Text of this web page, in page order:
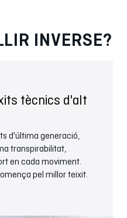
INVERSE?
tècnics d'alt
d'última generació,
transpirabilitat,
en cada moviment.
pel millor teixit.